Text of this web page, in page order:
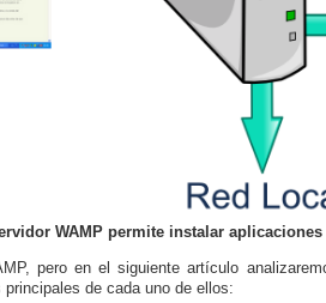
WAMP permite instalar aplicaciones
pero en el siguiente artículo
de cada uno de ellos: